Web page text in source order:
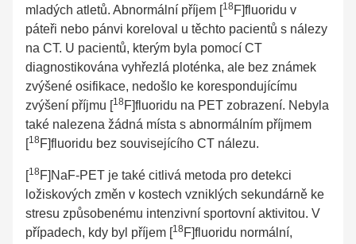
mladých atletů. Abnormální příjem [18F]fluoridu v
páteři nebo pánvi koreloval u těchto pacientů s nálezy
na CT. U pacientů, kterým byla pomocí CT
diagnostikována vyhřezlá ploténka, ale bez známek
zvýšené osifikace, nedošlo ke korespondujícímu
zvýšení příjmu [18F]fluoridu na PET zobrazení. Nebyla
také nalezena žádná místa s abnormálním příjmem
[18F]fluoridu bez souvisejícího CT nálezu.
[18F]NaF-PET je také citlivá metoda pro detekci
ložiskových změn v kostech vzniklých sekundárně ke
stresu způsobenému intenzivní sportovní aktivitou. V
případech, kdy byl příjem [18F]fluoridu normální,